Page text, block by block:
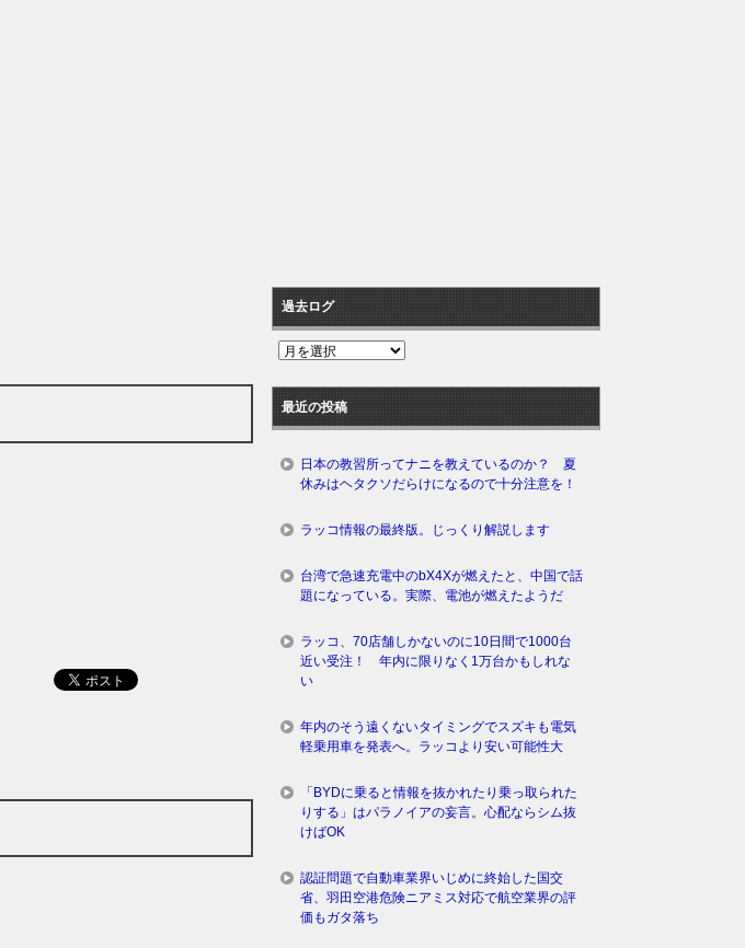
過去ログ
過
ロ
グ
最近の投稿
日本の教習所ってナニを教えているのか？ 夏
休みはヘタクソだらけになるので十分注意を！
ラッコ情報の最終版。じっくり解説します
台湾で急速充電中のbX4Xが燃えたと、中国で話
題になっている。実際、電池が燃えたようだ
ラッコ、70店舗しかないのに10日間で1000台
近い受注！ 年内に限りなく1万台かもしれな
い
年内のそう遠くないタイミングでスズキも電気
軽乗用車を発表へ。ラッコより安い可能性大
「BYDに乗ると情報を抜かれたり乗っ取られた
りする」はパラノイアの妄言。心配ならシム抜
けばOK
認証問題で自動車業界いじめに終始した国交
省、羽田空港危険ニアミス対応で航空業界の評
価もガタ落ち